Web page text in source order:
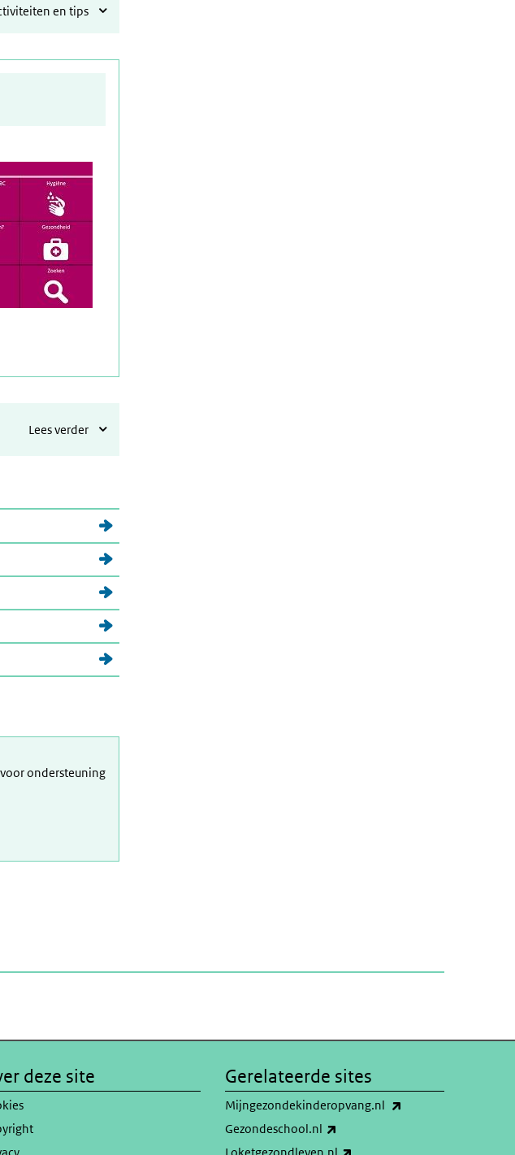
en tips
Lees verder
ondersteuning
deze site Gerelateerde sites
Mijngezondekinderopvang.nl
Gezondeschool.nl